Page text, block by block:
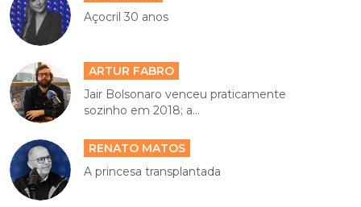
Açocril 30 anos
ARTUR FABRO
Jair Bolsonaro venceu praticamente
sozinho em 2018; a...
RENATO MATOS
A princesa transplantada